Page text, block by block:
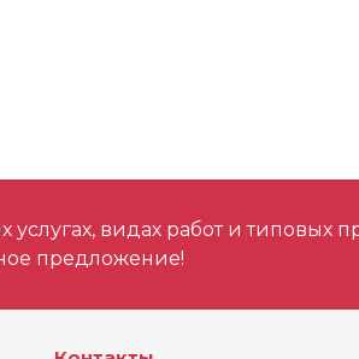
видах работ и типовых
предложение!